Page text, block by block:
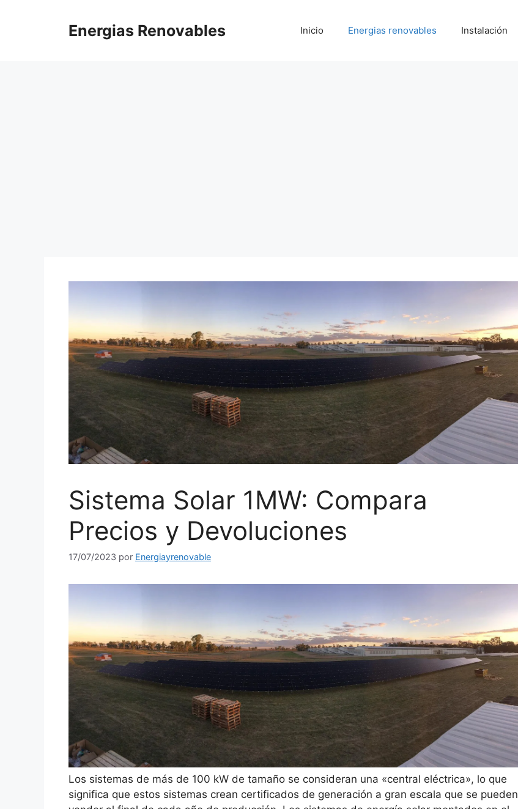
Energias Renovables Inicio Energias renovables Instalación
Sistema Solar 1MW: Compara
Precios y Devoluciones
17/07/2023 por Energiayrenovable
Los sistemas de más de 100 kW de tamaño se consideran una «central eléctrica», lo que
significa que estos sistemas crean certificados de generación a gran escala que se pueden